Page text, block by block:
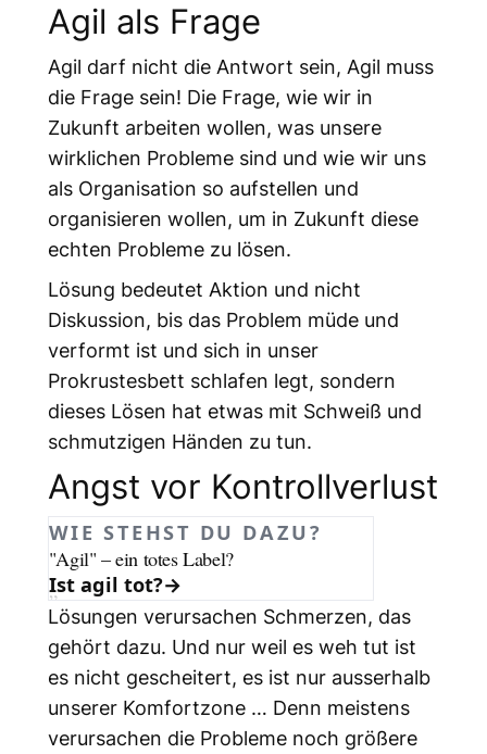
Agil als Frage
Agil darf nicht die Antwort sein, Agil muss
die Frage sein! Die Frage, wie wir in
Zukunft arbeiten wollen, was unsere
wirklichen Probleme sind und wie wir uns
als Organisation so aufstellen und
organisieren wollen, um in Zukunft diese
echten Probleme zu lösen.
Lösung bedeutet Aktion und nicht
Diskussion, bis das Problem müde und
verformt ist und sich in unser
Prokrustesbett schlafen legt, sondern
dieses Lösen hat etwas mit Schweiß und
schmutzigen Händen zu tun.
Angst vor Kontrollverlust
WIE STEHST DU DAZU?
"Agil" – ein totes Label?
Ist agil tot?→
Lösungen verursachen Schmerzen, das
gehört dazu. Und nur weil es weh tut ist
es nicht gescheitert, es ist nur ausserhalb
unserer Komfortzone … Denn meistens
verursachen die Probleme noch größere